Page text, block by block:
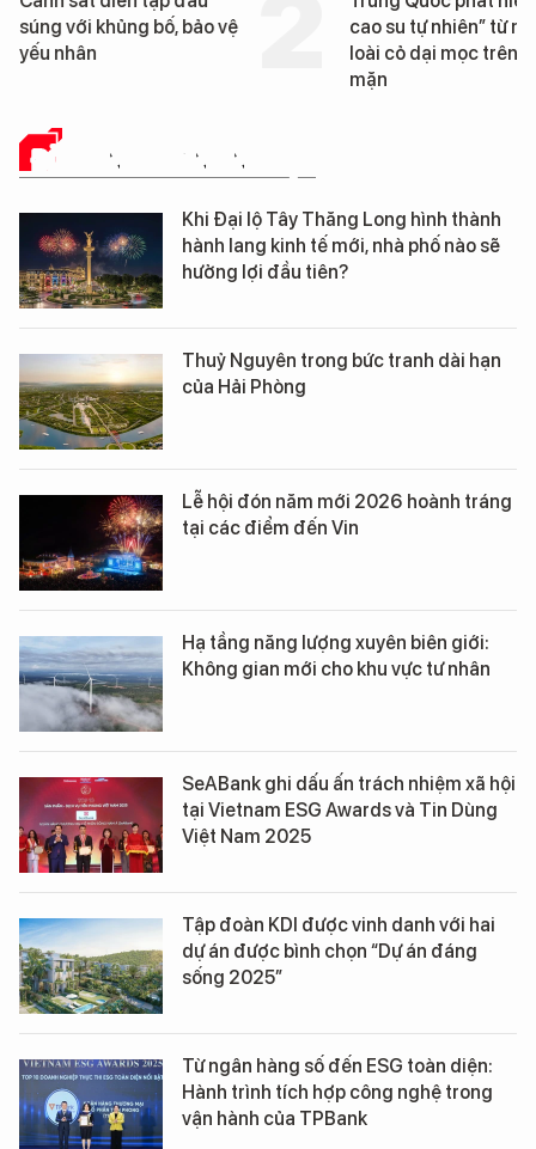
cao su tự nhiên” từ một
loài cỏ dại mọc trên đất
Đà Nẵng sắp
ĐỜI SỐNG DOANH NGHIỆP
Khi Đại lộ Tây Thăng Long hình thành
hành lang kinh tế mới, nhà phố nào sẽ
hưởng lợi đầu tiên?
Thuỷ Nguyên trong bức tranh dài hạn
của Hải Phòng
Lễ hội đón năm mới 2026 hoành tráng
tại các điểm đến Vin
Hạ tầng năng lượng xuyên biên giới:
Không gian mới cho khu vực tư nhân
SeABank ghi dấu ấn trách nhiệm xã hội
tại Vietnam ESG Awards và Tin Dùng
Việt Nam 2025
Tập đoàn KDI được vinh danh với hai
dự án được bình chọn “Dự án đáng
sống 2025”
Từ ngân hàng số đến ESG toàn diện:
Hành trình tích hợp công nghệ trong
vận hành của TPBank